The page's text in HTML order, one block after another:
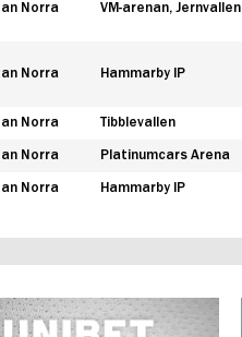
Norra VM-arenan, Jernvallen
Norra Hammarby IP
Norra Tibblevallen
Norra Platinumcars Arena
Norra Hammarby IP